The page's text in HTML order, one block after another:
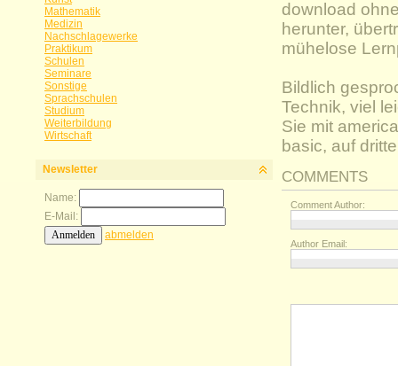
Mathematik
Medizin
Nachschlagewerke
Praktikum
Schulen
Seminare
Sonstige
Sprachschulen
Studium
Weiterbildung
Wirtschaft
Newsletter
Name:
E-Mail:
abmelden
download
herunter,
mühelose
Bildlich
Technik, viel
Sie mit
basic, auf
COMMENTS
Comment Author:
Author Email: